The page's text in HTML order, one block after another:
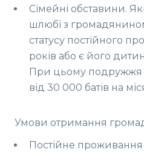
Сімейні обставини.
шлюбі з
статусу постійного
років або є його
При цьому подружжя
від 30 000 батів на
Умови отримання
Постійне проживання